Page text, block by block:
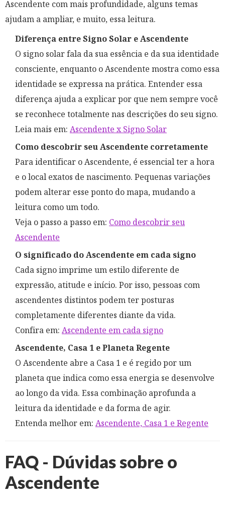
Ascendente com mais profundidade, alguns temas
ajudam a ampliar, e muito, essa leitura.
Diferença entre Signo Solar e Ascendente
O signo solar fala da sua essência e da sua identidade
consciente, enquanto o Ascendente mostra como essa
identidade se expressa na prática. Entender essa
diferença ajuda a explicar por que nem sempre você
se reconhece totalmente nas descrições do seu signo.
Leia mais em: Ascendente x Signo Solar
Como descobrir seu Ascendente corretamente
Para identificar o Ascendente, é essencial ter a hora
e o local exatos de nascimento. Pequenas variações
podem alterar esse ponto do mapa, mudando a
leitura como um todo.
Veja o passo a passo em: Como descobrir seu
Ascendente
O significado do Ascendente em cada signo
Cada signo imprime um estilo diferente de
expressão, atitude e início. Por isso, pessoas com
ascendentes distintos podem ter posturas
completamente diferentes diante da vida.
Confira em: Ascendente em cada signo
Ascendente, Casa 1 e Planeta Regente
O Ascendente abre a Casa 1 e é regido por um
planeta que indica como essa energia se desenvolve
ao longo da vida. Essa combinação aprofunda a
leitura da identidade e da forma de agir.
Entenda melhor em: Ascendente, Casa 1 e Regente
FAQ - Dúvidas sobre o
Ascendente